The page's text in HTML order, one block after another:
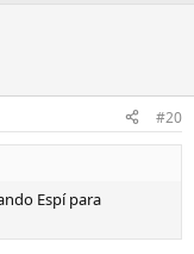
#20
Espí para